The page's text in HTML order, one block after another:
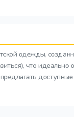
одежды,
что